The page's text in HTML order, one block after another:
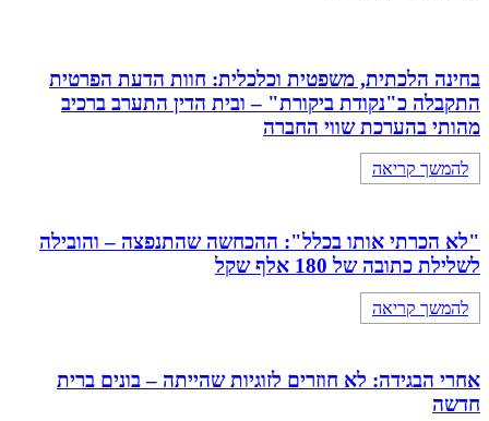
בחינה הלכתית, משפטית וכלכלית: חוות הדעת הפרטית
התקבלה כ"נקודת ביקורת" – ובית הדין התערב ברכיב
מהותי בהערכת שווי החברה
להמשך קריאה
"לא הכרתי אותו בכלל": ההכחשה שהתנפצה – והובילה
לשלילת כתובה של 180 אלף שקל
להמשך קריאה
אחרי הבגידה: לא חוזרים לזוגיות שהייתה – בונים ברית
חדשה